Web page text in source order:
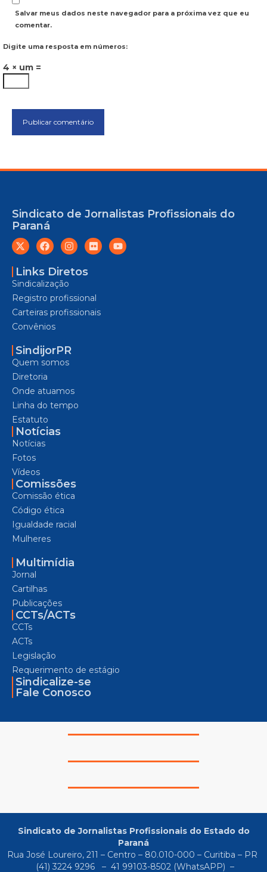
Salvar meus dados neste navegador para a próxima vez que eu
comentar.
Digite uma resposta em números:
4 × um =
Sindicato de Jornalistas Profissionais do
Paraná
Links Diretos
Sindicalização
Registro profissional
Carteiras profissionais
Convênios
SindijorPR
Quem somos
Diretoria
Onde atuamos
Linha do tempo
Estatuto
Notícias
Notícias
Fotos
Vídeos
Comissões
Comissão ética
Código ética
Igualdade racial
Mulheres
Multimídia
Jornal
Cartilhas
Publicações
CCTs/ACTs
CCTs
ACTs
Legislação
Requerimento de estágio
Sindicalize-se
Fale Conosco
Sindicato de Jornalistas Profissionais do Estado do
Paraná
Rua José Loureiro, 211 – Centro – 80.010-000 – Curitiba – PR
(41) 3224 9296
– 41 99103-8502(WhatsAPP) –